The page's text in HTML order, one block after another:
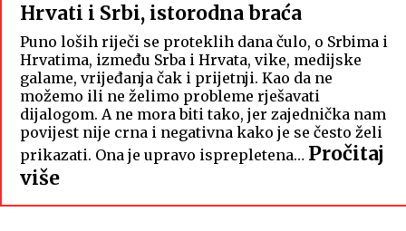
Hrvati i Srbi, istorodna braća
Puno loših riječi se proteklih dana čulo, o Srbima i
Hrvatima, između Srba i Hrvata, vike, medijske
galame, vrijeđanja čak i prijetnji. Kao da ne
možemo ili ne želimo probleme rješavati
dijalogom. A ne mora biti tako, jer zajednička nam
povijest nije crna i negativna kako je se često želi
prikazati. Ona je upravo isprepletena… Pročitaj
više:
Hrvati